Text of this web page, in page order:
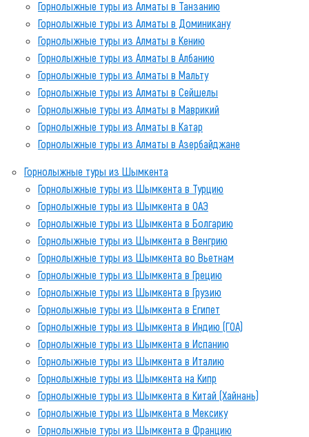
Горнолыжные туры из Алматы в Танзанию
Горнолыжные туры из Алматы в Доминикану
Горнолыжные туры из Алматы в Кению
Горнолыжные туры из Алматы в Албанию
Горнолыжные туры из Алматы в Мальту
Горнолыжные туры из Алматы в Сейшелы
Горнолыжные туры из Алматы в Маврикий
Горнолыжные туры из Алматы в Катар
Горнолыжные туры из Алматы в Азербайджане
Горнолыжные туры из Шымкента
Горнолыжные туры из Шымкента в Турцию
Горнолыжные туры из Шымкента в ОАЭ
Горнолыжные туры из Шымкента в Болгарию
Горнолыжные туры из Шымкента в Венгрию
Горнолыжные туры из Шымкента во Вьетнам
Горнолыжные туры из Шымкента в Грецию
Горнолыжные туры из Шымкента в Грузию
Горнолыжные туры из Шымкента в Египет
Горнолыжные туры из Шымкента в Индию (ГОА)
Горнолыжные туры из Шымкента в Испанию
Горнолыжные туры из Шымкента в Италию
Горнолыжные туры из Шымкента на Кипр
Горнолыжные туры из Шымкента в Китай (Хайнань)
Горнолыжные туры из Шымкента в Мексику
Горнолыжные туры из Шымкента в Францию